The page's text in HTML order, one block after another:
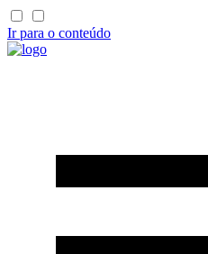
Ir para o conteúdo